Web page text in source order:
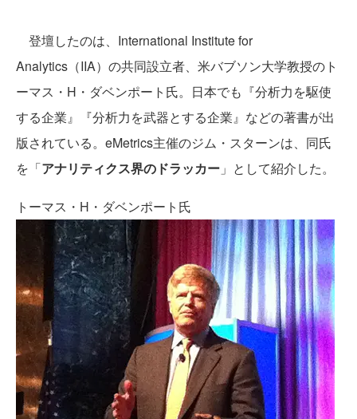
登壇したのは、International Institute for
Analytics（IIA）の共同設立者、米バブソン大学教授のト
ーマス・H・ダベンポート氏。日本でも『分析力を駆使
する企業』『分析力を武器とする企業』などの著書が出
版されている。eMetrics主催のジム・スターンは、同氏
を「アナリティクス界のドラッカー 」として紹介した。
トーマス・H・ダベンポート氏